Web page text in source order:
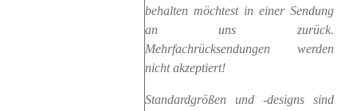
behalten möchtest in einer Sendung
an uns zurück.
Mehrfachrücksendungen werden
nicht akzeptiert!
Standardgrößen und -designs sind